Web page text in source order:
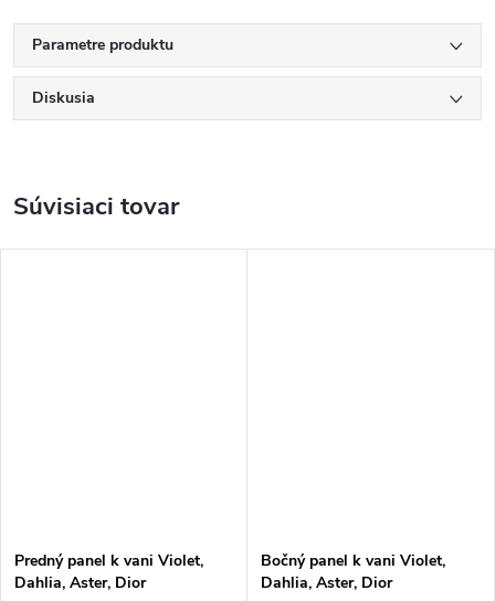
Parametre produktu
Diskusia
Súvisiaci tovar
Predný panel k vani Violet,
Dahlia, Aster, Dior
Bočný panel k vani Violet,
Dahlia, Aster, Dior